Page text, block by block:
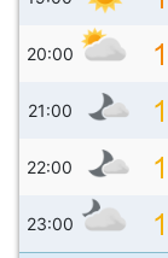
20:00
21:00
22:00
23:00